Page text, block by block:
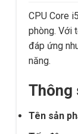
CPU Core
phòng. Với
đáp ứng
năng.
Thông
Tên sản